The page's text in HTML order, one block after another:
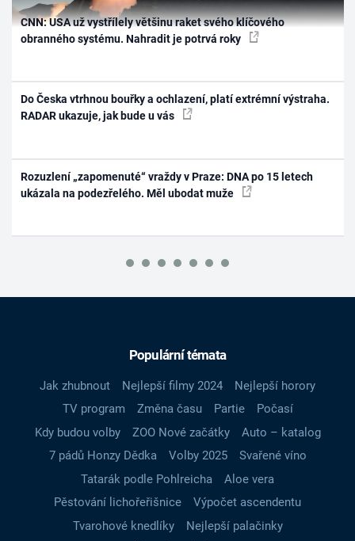
CNN: USA už vystřílely většinu raket svého klíčového
obranného systému. Nahradit je potrvá roky
Do Česka vtrhnou bouřky a ochlazení, platí extrémní výstraha.
RADAR ukazuje, jak bude u vás
Rozuzlení „zapomenuté“ vraždy v Praze: DNA po 15 letech
ukázala na podezřelého. Měl ubodat muže
Populární témata
Jak zhubnout Nejlepší filmy 2024
Nejlepší horory
TV program
Změna času Partie
Počasí
Kdy budou volby
ZOO Nové začátky
Auto – katalog
7 pádů Honzy Dědka
Volby 2025
Svařené víno
Tatarák podle Pohlreicha
Aloe vera
Pěstování lichořeřišnice
Výpočet ascendentu
Tvarohové knedlíky
Nejlepší palačinky